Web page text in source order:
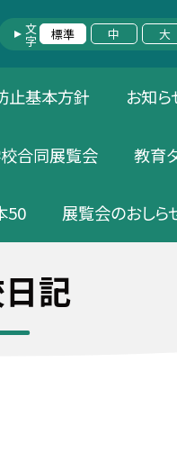
文字 標準 中 大
止基本方針 お知ら
合同展覧会 教育
50 展覧会のおしら
記